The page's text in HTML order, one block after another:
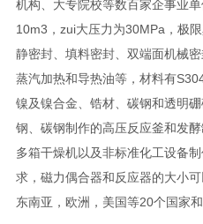
机构、大专院校等数百家企事业
10m3，zui大压力为30MPa，极
静密封、填料密封、双端面机械
蒸汽加热和导热油等，材料有
镍及镍合金、锆材、碳钢和透明
钢、碳钢制作的高压反应釜和发
多箱干燥机以及非标准化工设备
求，磁力偶合器和反应器的大小
东南亚，欧洲，美国等20个国家和